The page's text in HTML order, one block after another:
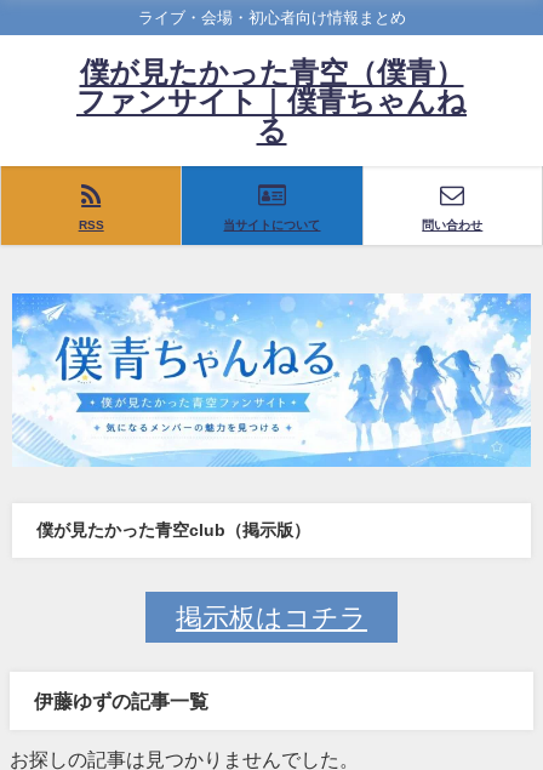
ライブ・会場・初心者向け情報まとめ
僕が見たかった青空（僕青）
ファンサイト｜僕青ちゃんね
る
RSS 当サイトについて 問い合わせ
僕が見たかった青空club（掲示版）
掲示板はコチラ
伊藤ゆずの記事一覧
お探しの記事は見つかりませんでした。